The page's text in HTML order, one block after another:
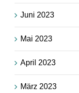
Juni 2023
Mai 2023
April 2023
März 2023